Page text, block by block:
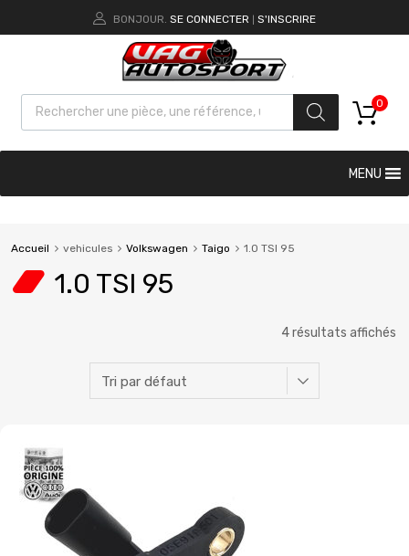
BONJOUR. SE CONNECTER S'INSCRIRE
0
MENU
Accueil vehicules Volkswagen Taigo 1.0 TSI 95
1.0 TSI 95
4 résultats affichés